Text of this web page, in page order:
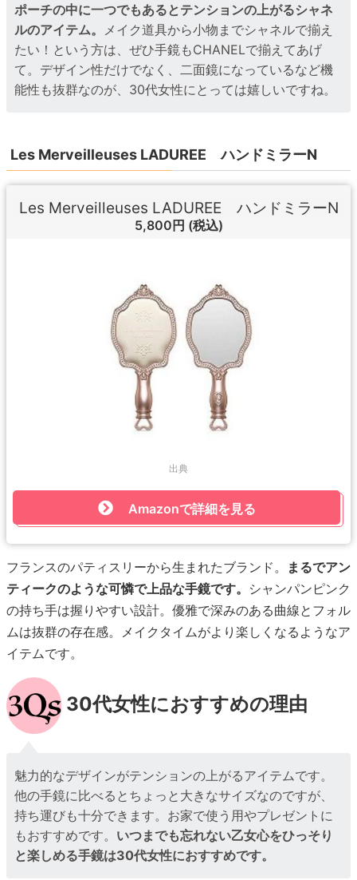
ポーチの中に一つでもあるとテンションの上がるシャネ
ルのアイテム。 メイク道具から小物までシャネルで揃え
たい！という方は、ぜひ手鏡もCHANELで揃えてあげ
て。デザイン性だけでなく、二面鏡になっているなど機
能性も抜群なのが、30代女性にとっては嬉しいですね。
Les Merveilleuses LADUREE ハンドミラーN
Les Merveilleuses LADUREE ハンドミラーN
5,800円 (税込)
出典
Amazonで詳細を見る
フランスのパティスリーから生まれたブランド。
まるでアン
ティークのような可憐で上品な手鏡です。 シャンパンピンク
の持ち手は握りやすい設計。優雅で深みのある曲線とフォル
ムは抜群の存在感。メイクタイムがより楽しくなるようなア
イテムです。
30代女性におすすめの理由
魅力的なデザインがテンションの上がるアイテムです。
他の手鏡に比べるとちょっと大きなサイズなのですが、
持ち運びも十分できます。お家で使う用やプレゼントに
もおすすめです。 いつまでも忘れない乙女心をひっそり
と楽しめる手鏡は30代女性におすすめです。